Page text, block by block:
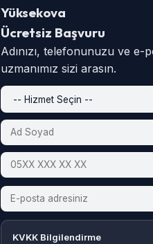
Yüksekova
Ücretsiz Başvuru
Adınızı, telefonunuzu ve e-
uzmanımız sizi arasın.
KVKK Bilgilendirme